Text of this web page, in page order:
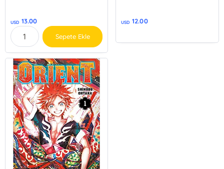
USD 13.00
Sepete Ekle
USD 12.00